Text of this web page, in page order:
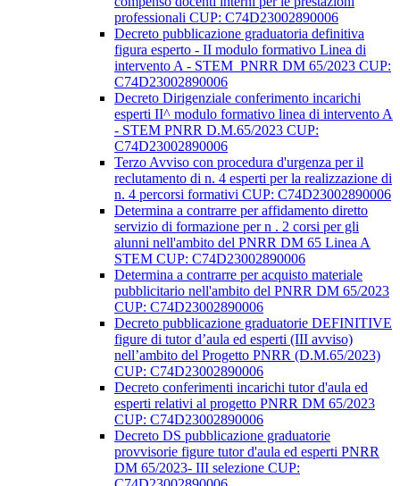
professionali CUP: C74D23002890006
Decreto pubblicazione graduatoria definitiva
figura esperto - II modulo formativo Linea di
intervento A - STEM_PNRR DM 65/2023 CUP:
C74D23002890006
Decreto Dirigenziale conferimento incarichi
esperti II^ modulo formativo linea di intervento A
- STEM PNRR D.M.65/2023 CUP:
C74D23002890006
Terzo Avviso con procedura d'urgenza per il
reclutamento di n. 4 esperti per la realizzazione di
n. 4 percorsi formativi CUP: C74D23002890006
Determina a contrarre per affidamento diretto
servizio di formazione per n . 2 corsi per gli
alunni nell'ambito del PNRR DM 65 Linea A
STEM CUP: C74D23002890006
Determina a contrarre per acquisto materiale
pubblicitario nell'ambito del PNRR DM 65/2023
CUP: C74D23002890006
Decreto pubblicazione graduatorie DEFINITIVE
figure di tutor d’aula ed esperti (III avviso)
nell’ambito del Progetto PNRR (D.M.65/2023)
CUP: C74D23002890006
Decreto conferimenti incarichi tutor d'aula ed
esperti relativi al progetto PNRR DM 65/2023
CUP: C74D23002890006
Decreto DS pubblicazione graduatorie
provvisorie figure tutor d'aula ed esperti PNRR
DM 65/2023- III selezione CUP: